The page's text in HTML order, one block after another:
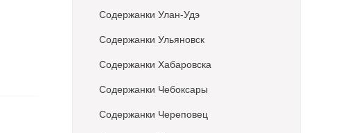
Содержанки Улан-Удэ
Содержанки Ульяновск
Содержанки Хабаровска
Содержанки Чебоксары
Содержанки Череповец